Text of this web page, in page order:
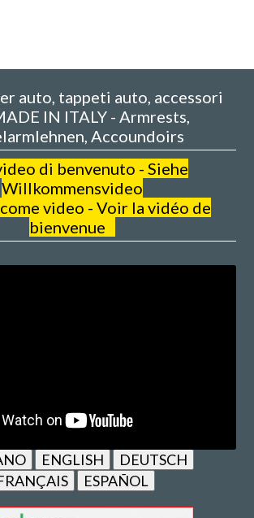
auto, tappeti auto, accessori
IN ITALY - Armrests,
Accoundoirs
di benvenuto - Siehe
Willkommensvideo
video - Voir la vidéo de
bienvenue
ENGLISH
DEUTSCH
ESPAÑOL